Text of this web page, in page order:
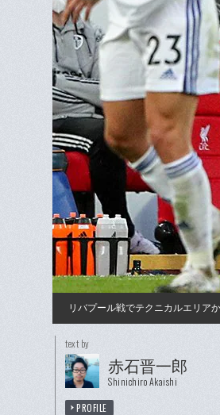
リバプール戦でテクニカルエリア
text by
赤石晋一郎
Shinichiro Akaishi
PROFILE